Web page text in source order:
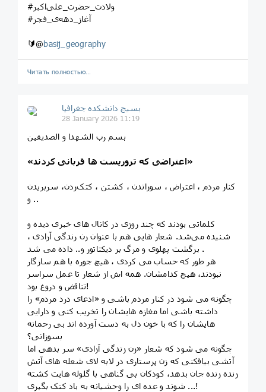
#ولادت_حضرت_علی‌اکبر
#آغاز_دهه‌ی_فجر
🔰@basij_geography
Читать полностью…
بسیج دانشکده‌ جغرافیا
28 January 2026 11:19
بسم رب الشهدا و الصدیقین
«اعتراضی که تروریست ها قربانی کردند»
کنار مردم ، اعتراض ، سوزاندن ، کشتن ، کتک‌زدن، سربریدن
و ..
کلماتی بودند که چند روزی در کانال های خبری دیده و
شنیده می‌شد. شعار هایی هم با عنوان زن زندگی آزادی ،
برگشت پهلوی و مرگ بر دیکتاتور و.. داده می شد .
هر طور که حساب می‌ کردی ، هیچ جوره با هم سازگار
نبودند، هیچ کدامشان. همه اش از شعار تا عمل سراسر
تناقض و دروغ بود!
چگونه می شود در کنار مردم باشی و «ادعای درد مردم» را
داشته باشی اما مغازه هایشان را تخریب کنی و دارایی
هایشان را که با خون دل به دست آورده اند بی رحمانه
بسوزانی؟
چگونه می شود که شعار «زن زندگی آزادی» سر بدهی اما
آتشی بیافکنی که زن پرستاری در لابه لای شعله های آتش
زنده زنده جان بدهد، کودکان بی گناهی با گلوله هایت کشته
شوند و عده ای را وحشیانه به باد کتک بگیری ...!